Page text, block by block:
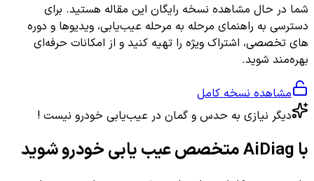
شما در حال مشاهده نسخه رایگان این مقاله هستید. برای
دسترسی به راهنمای مرحله به مرحله عیب‌یابی، ویدیوها و دوره
های تخصصی، اشتراک ویژه را تهیه کنید و از امکانات حرفه‌ای
بهره‌مند شوید.
مشاهده نسخه کامل
دیگر نیازی به حدس و گمان در عیب‌یابی خودرو نیست !
با AiDiag متخصص عیب یابی خودرو شوید